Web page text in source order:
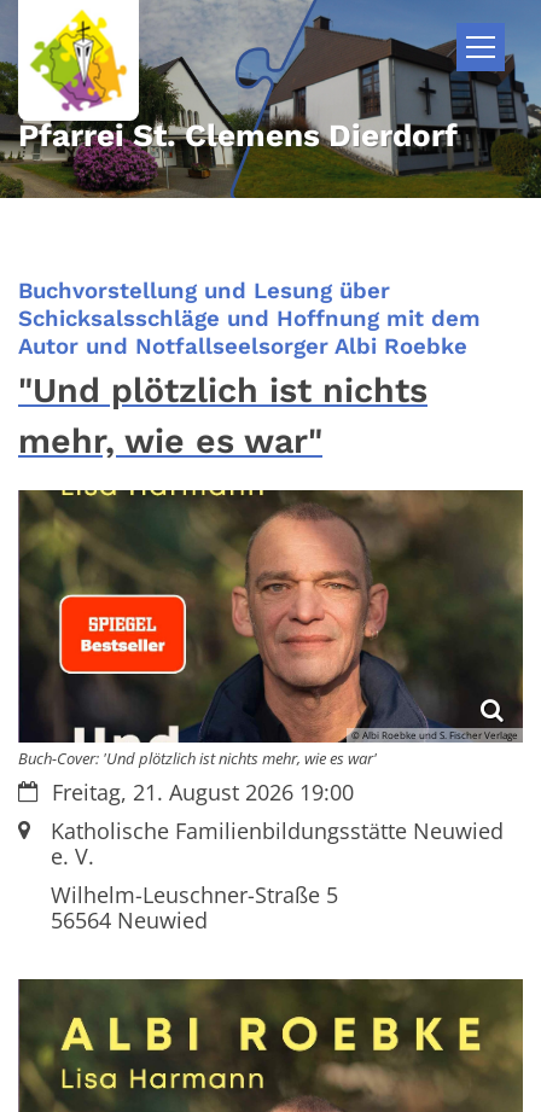
Zum Inhalt springen
Pfarrei St. Clemens Dierdorf
Buchvorstellung und Lesung über
Schicksalsschläge und Hoffnung mit dem
Autor und Notfallseelsorger Albi Roebke
"Und plötzlich ist nichts
mehr, wie es war"
© Albi Roebke und S. Fischer Verlage
Buch-Cover: 'Und plötzlich ist nichts mehr, wie es war'
Datum:Freitag, 21. August 2026 19:00
Ort:Katholische Familienbildungsstätte Neuwied
e. V.
Wilhelm-Leuschner-Straße 5
56564Neuwied